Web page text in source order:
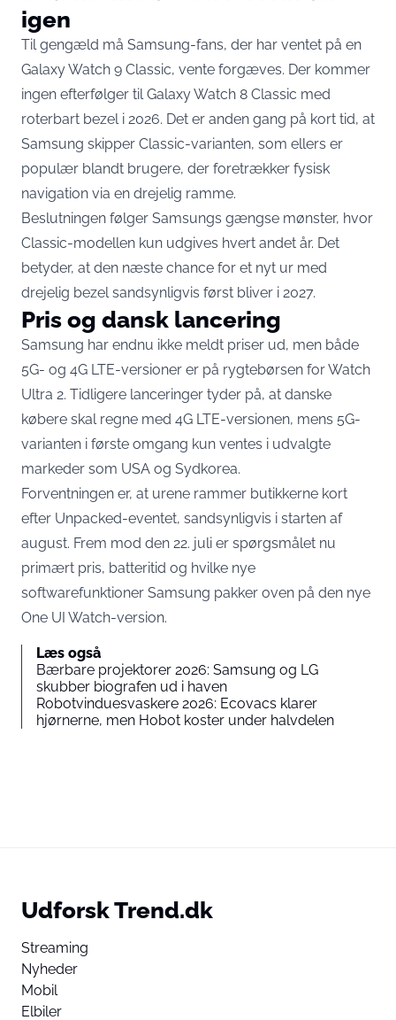
igen
Til gengæld må Samsung-fans, der har ventet på en
Galaxy Watch 9 Classic, vente forgæves. Der kommer
ingen efterfølger til Galaxy Watch 8 Classic med
roterbart bezel i 2026. Det er anden gang på kort tid, at
Samsung skipper Classic-varianten, som ellers er
populær blandt brugere, der foretrækker fysisk
navigation via en drejelig ramme.
Beslutningen følger Samsungs gængse mønster, hvor
Classic-modellen kun udgives hvert andet år. Det
betyder, at den næste chance for et nyt ur med
drejelig bezel sandsynligvis først bliver i 2027.
Pris og dansk lancering
Samsung har endnu ikke meldt priser ud, men både
5G- og 4G LTE-versioner er på rygtebørsen for Watch
Ultra 2. Tidligere lanceringer tyder på, at danske
købere skal regne med 4G LTE-versionen, mens 5G-
varianten i første omgang kun ventes i udvalgte
markeder som USA og Sydkorea.
Forventningen er, at urene rammer butikkerne kort
efter Unpacked-eventet, sandsynligvis i starten af
august. Frem mod den 22. juli er spørgsmålet nu
primært pris, batteritid og hvilke nye
softwarefunktioner Samsung pakker oven på den nye
One UI Watch-version.
Læs også
Bærbare projektorer 2026: Samsung og LG
skubber biografen ud i haven
Robotvinduesvaskere 2026: Ecovacs klarer
hjørnerne, men Hobot koster under halvdelen
Udforsk Trend.dk
Streaming
Nyheder
Mobil
Elbiler